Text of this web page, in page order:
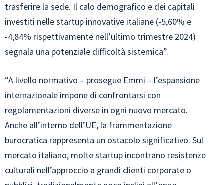
trasferire la sede. Il calo demografico e dei capitali
investiti nelle startup innovative italiane (-5,60% e
-4,84% rispettivamente nell’ultimo trimestre 2024)
segnala una potenziale difficoltà sistemica”.
“A livello normativo – prosegue Emmi – l’espansione
internazionale impone di confrontarsi con
regolamentazioni diverse in ogni nuovo mercato.
Anche all’interno dell’UE, la frammentazione
burocratica rappresenta un ostacolo significativo. Sul
mercato italiano, molte startup incontrano resistenze
culturali nell’approccio a grandi clienti corporate o